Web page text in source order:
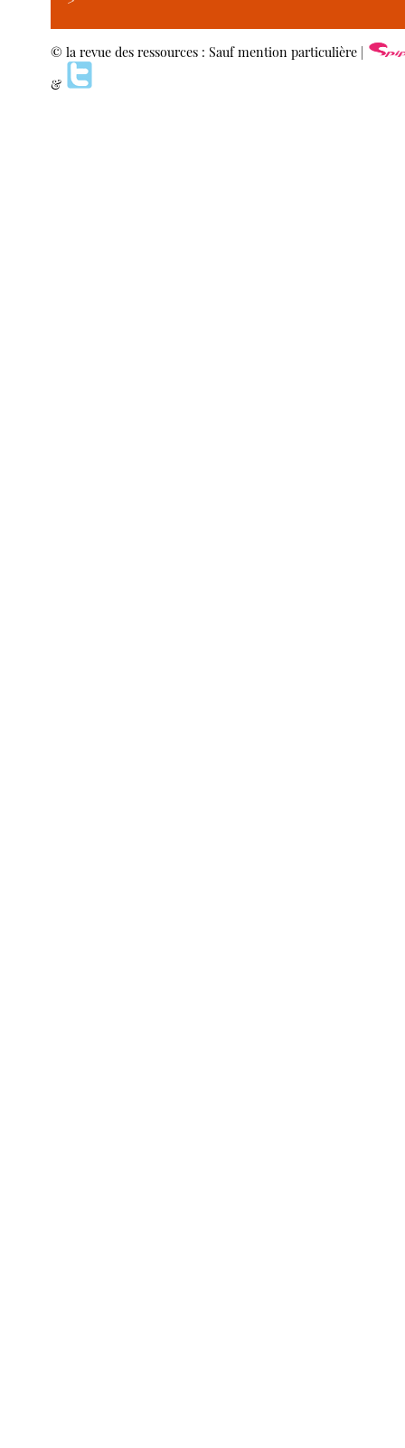
© la revue des ressources : Sauf mention particulière |
&